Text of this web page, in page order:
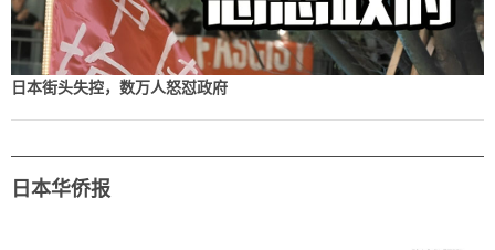
日本街头失控，数万人怒怼政府
日本华侨报